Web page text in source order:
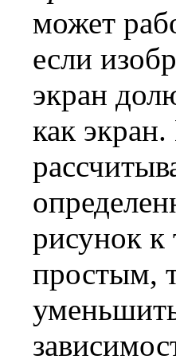
может
если
экран
как
рисунок к
простым,